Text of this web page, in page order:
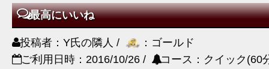
最高にいいね
投稿者：Y氏の隣人 /
：ゴールド
ご利用日時：2016/10/26 /
コース：クイック